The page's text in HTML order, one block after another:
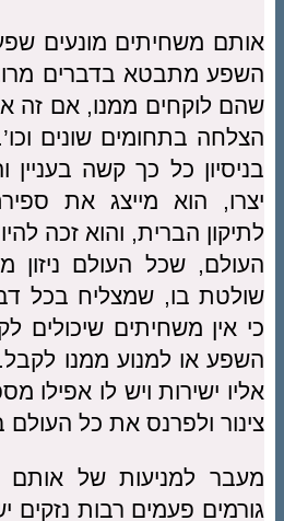
אותם משחיתים מונעים
השפע מתבטא בדברים
שהם לוקחים ממנו, אם זה
הצלחה בתחומים שונים
בניסיון כל כך קשה בעניין
יצרו, הוא מייצג את
לתיקון הברית, והוא זכה
העולם, שכל העולם ניזון
שולטת בו, שמצליח בכל דבר
כי אין משחיתים שיכולים
השפע או למנוע ממנו לקבל.
אליו ישירות ויש לו אפילו
צינור ולפרנס את כל העולם
מעבר למניעות של אותם
גורמים פעמים רבות נזקים